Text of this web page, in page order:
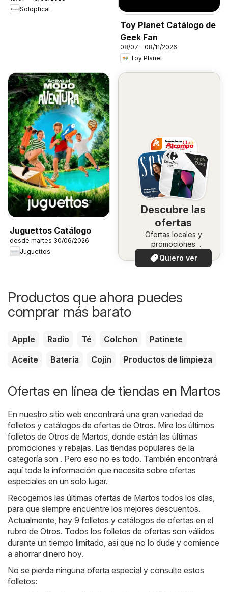
Soloptical
Toy Planet Catálogo de
Geek Fan
08/07 - 08/11/2026
Toy Planet
Juguettos Catálogo
desde martes 30/06/2026
Juguettos
Descubre las
ofertas
Ofertas locales y
promociones
especiales.
Quiero ver
Productos que ahora puedes
comprar más barato
Apple Radio Té Colchon
Patinete
Aceite
Batería Cojín Productos de limpieza
Ofertas en línea de tiendas en Martos
En nuestro sitio web encontrará una gran variedad de
folletos y catálogos de ofertas de Otros. Mire los últimos
folletos de Otros de Martos, donde están las últimas
promociones y rebajas. Las tiendas populares de la
categoría son . Pero eso no es todo. También encontrará
aquí toda la información que necesita sobre ofertas
especiales en un solo lugar.
Recogemos las últimas ofertas de Martos todos los días,
para que siempre encuentre los mejores descuentos.
Actualmente, hay 9 folletos y catálogos de ofertas en el
rubro de Otros. Todos los folletos de ofertas son válidos
durante un tiempo limitado, así que no lo dude y comience
a ahorrar dinero hoy.
No se pierda ninguna oferta especial y consulte estos
folletos: